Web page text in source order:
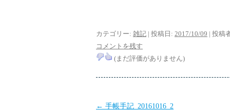
カテゴリー: 雑記 | 投稿日: 2017/10/09 | 投稿
コメントを残す
(まだ評価がありません)
投
← 手帳手記_20161016_2